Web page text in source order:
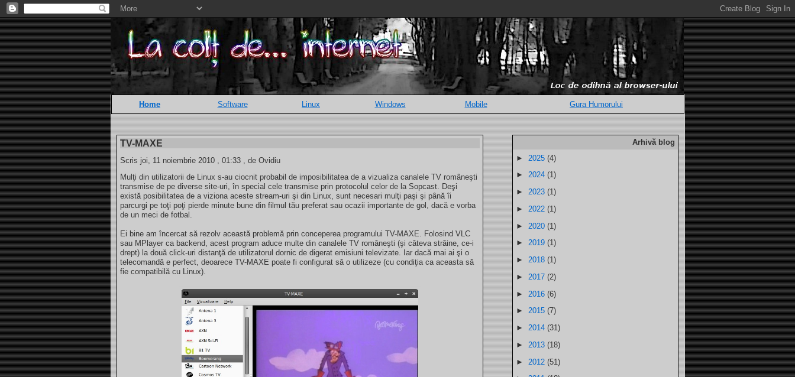
Home Software Linux Windows Mobile Gura Humorului
TV-MAXE
Scris joi, 11 noiembrie 2010 , 01:33 , de Ovidiu
Mulţi din utilizatorii de Linux s-au ciocnit probabil de imposibilitatea de a vizualiza canalele TV româneşti
transmise de pe diverse site-uri, în special cele transmise prin protocolul celor de la Sopcast. Deşi
există posibilitatea de a viziona aceste stream-uri şi din Linux, sunt necesari mulţi paşi şi până îi
parcurgi pe toţi poţi pierde minute bune din filmul tău preferat sau ocazii importante de gol, dacă e vorba
de un meci de fotbal.
Ei bine am încercat să rezolv această problemă prin conceperea programului TV-MAXE. Folosind VLC
sau MPlayer ca backend, acest program aduce multe din canalele TV româneşti (şi câteva străine, ce-i
drept) la două click-uri distanţă de utilizatorul dornic de digerat emisiuni televizate. Iar dacă mai ai şi o
telecomandă e perfect, deoarece TV-MAXE poate fi configurat să o utilizeze (cu condiţia ca aceasta să
fie compatibilă cu Linux).
Arhivă blog
► 2025 (4)
► 2024 (1)
► 2023 (1)
► 2022 (1)
► 2020 (1)
► 2019 (1)
► 2018 (1)
► 2017 (2)
► 2016 (6)
► 2015 (7)
► 2014 (31)
► 2013 (18)
► 2012 (51)